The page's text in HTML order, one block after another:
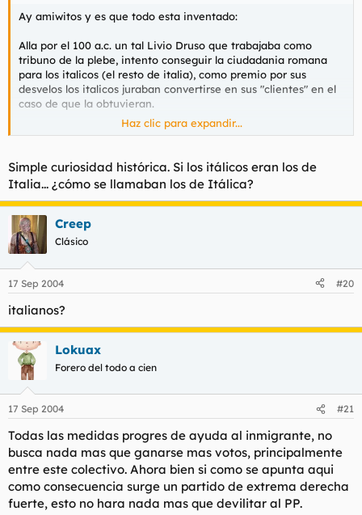
Ay amiwitos y es que todo esta inventado:
Alla por el 100 a.c. un tal Livio Druso que trabajaba como
tribuno de la plebe, intento conseguir la ciudadania romana
para los italicos (el resto de italia), como premio por sus
desvelos los italicos juraban convertirse en sus "clientes" en el
caso de que la obtuvieran.
El resultado seria que el altruista Druso obtendria mayoria en
italicos al censo romano. (Los clientes debian obediencia al
patron)
El fracasó, veremos lo que pasa aqui pero la idea es la misma.
Haz clic para expandir...
Simple curiosidad histórica. Si los itálicos eran los de
Italia... ¿cómo se llamaban los de Itálica?
Creep
Clásico
17 Sep 2004 #20
italianos?
Lokuax
Forero del todo a cien
17 Sep 2004 #21
Todas las medidas progres de ayuda al inmigrante, no
busca nada mas que ganarse mas votos, principalmente
entre este colectivo. Ahora bien si como se apunta aqui
como consecuencia surge un partido de extrema derecha
fuerte, esto no hara nada mas que devilitar al PP.